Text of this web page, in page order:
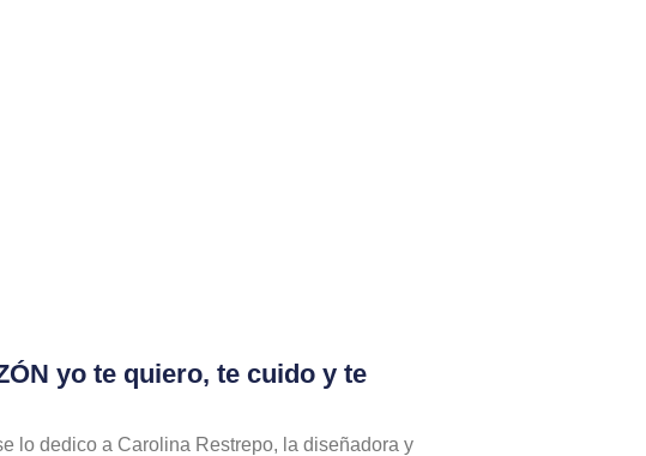
yo te quiero, te cuido y te
lo dedico a Carolina Restrepo, la diseñadora y